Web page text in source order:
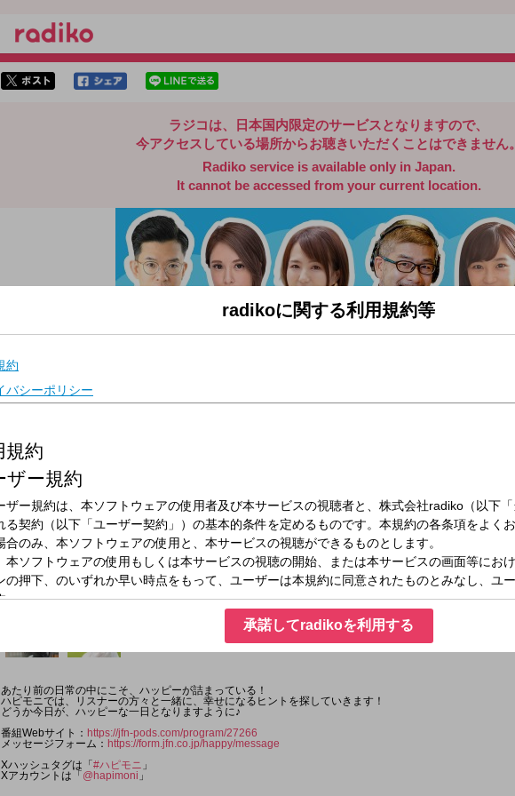
ラジコは、日本国内限定のサービスとなりますので、
今アクセスしている場所からお聴きいただくことはできません。
Radiko service is available only in Japan.
It cannot be accessed from your current location.
放送局
放送時間
2026年7月9日（木）07:30～07:50
番組名
OH! HAPPY MORNING
あたり前の日常の中にこそ、ハッピーが詰まっている！
ハピモニでは、リスナーの方々と一緒に、幸せになるヒントを探していきます！
どうか今日が、ハッピーな一日となりますように♪
番組Webサイト： https://jfn-pods.com/program/27266
メッセージフォーム： https://form.jfn.co.jp/happy/message
Xハッシュタグは「 #ハピモニ 」
Xアカウントは「 @hapimoni 」
radikoに関する利用規約等
承諾してradikoを利用する